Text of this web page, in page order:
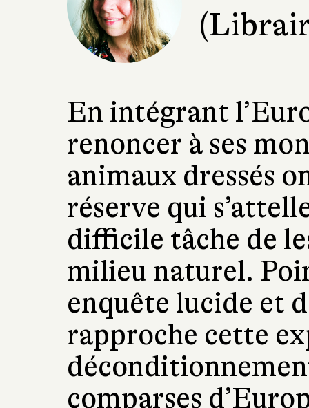
En intégrant
renoncer à ses
animaux dressés
réserve qui
difficile tâche de
milieu naturel.
enquête lucide et
rapproche cette
comparses